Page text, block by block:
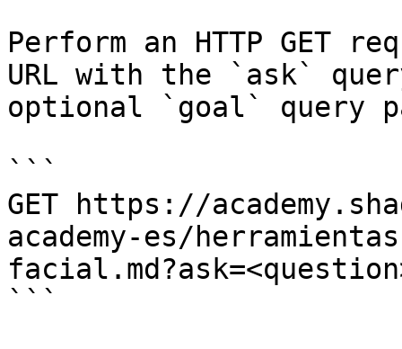
Perform an HTTP GET
URL with the `ask`
optional `goal` query
```
GET https://
academy-es/
```